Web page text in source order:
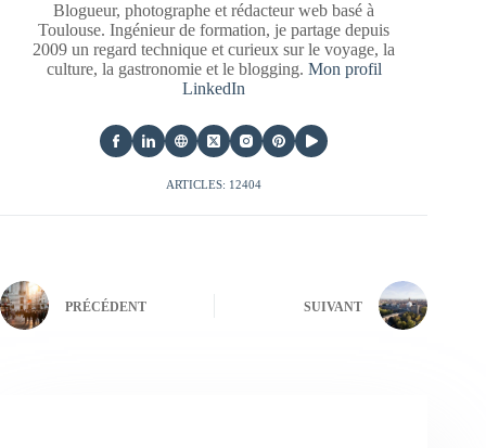
Blogueur, photographe et rédacteur web basé à
Toulouse. Ingénieur de formation, je partage depuis
2009 un regard technique et curieux sur le voyage, la
culture, la gastronomie et le blogging. Mon profil
LinkedIn
ARTICLES: 12404
PRÉCÉDENT SUIVANT